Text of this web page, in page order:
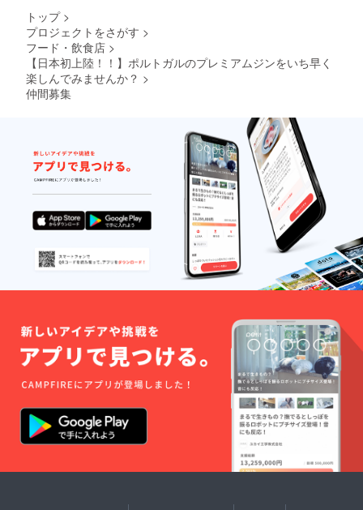
トップ >
プロジェクトをさがす >
フード・飲食店 >
【日本初上陸！！】ポルトガルのプレミアムジンをいち早く
楽しんでみませんか？ >
仲間募集